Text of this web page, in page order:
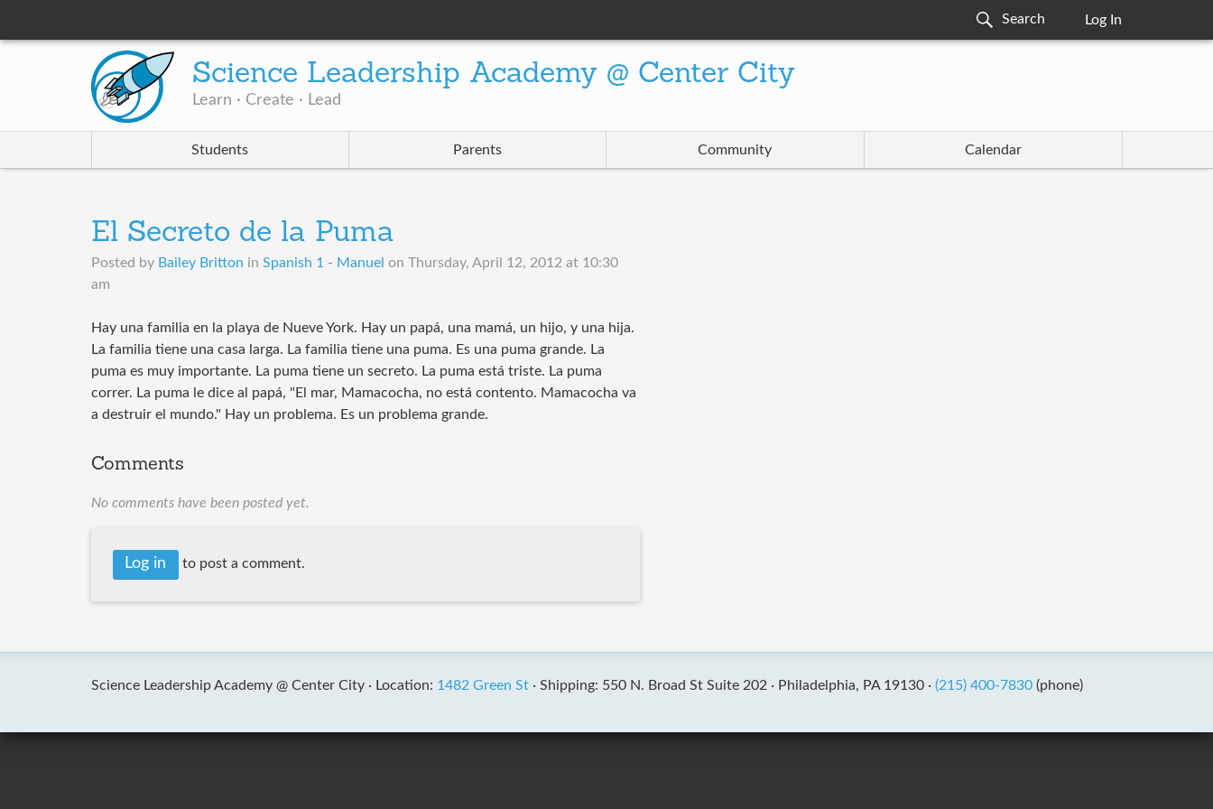
Log In
Science Leadership Academy @ Center City
Learn · Create · Lead
Students Parents Community Calendar
El Secreto de la Puma
Posted by Bailey Britton in Spanish 1 - Manuel on Thursday, April 12, 2012 at 10:30
am
Hay una familia en la playa de Nueve York. Hay un papá, una mamá, un hijo, y una hija.
La familia tiene una casa larga. La familia tiene una puma. Es una puma grande. La
puma es muy importante. La puma tiene un secreto. La puma está triste. La puma
correr. La puma le dice al papá, "El mar, Mamacocha, no está contento. Mamacocha va
a destruir el mundo." Hay un problema. Es un problema grande.
Comments
No comments have been posted yet.
Log in to post a comment.
Science Leadership Academy @ Center City · Location: 1482 Green St· Shipping: 550 N. Broad St Suite 202 · Philadelphia, PA 19130 · (215) 400-7830(phone)